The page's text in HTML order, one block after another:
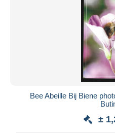
Bee Abeille Bij Biene
±